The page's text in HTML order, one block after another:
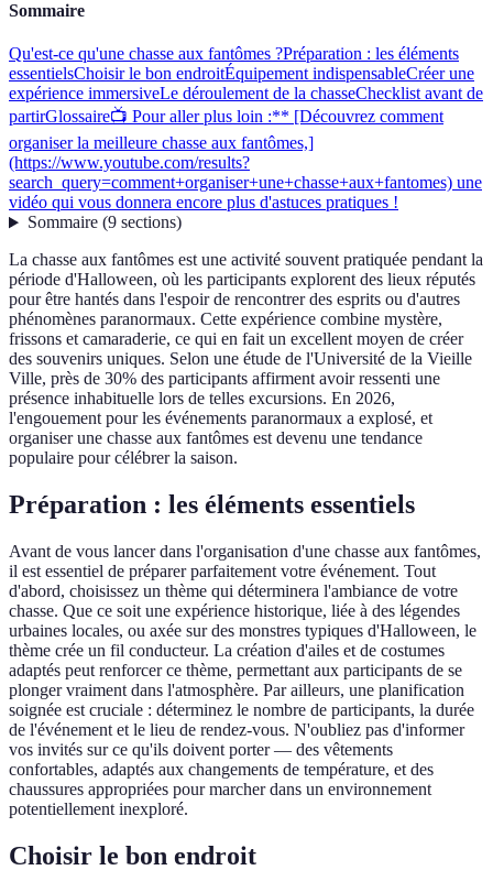
Sommaire
Qu'est-ce qu'une chasse aux fantômes ?Préparation : les éléments
essentielsChoisir le bon endroitÉquipement indispensableCréer une
expérience immersiveLe déroulement de la chasseChecklist avant de
partirGlossaire📺 Pour aller plus loin :** [Découvrez comment
organiser la meilleure chasse aux fantômes,]
(https://www.youtube.com/results?
search_query=comment+organiser+une+chasse+aux+fantomes) une
vidéo qui vous donnera encore plus d'astuces pratiques !
Sommaire(9 sections)
La chasse aux fantômes est une activité souvent pratiquée pendant la
période d'Halloween, où les participants explorent des lieux réputés
pour être hantés dans l'espoir de rencontrer des esprits ou d'autres
phénomènes paranormaux. Cette expérience combine mystère,
frissons et camaraderie, ce qui en fait un excellent moyen de créer
des souvenirs uniques. Selon une étude de l'Université de la Vieille
Ville, près de 30% des participants affirment avoir ressenti une
présence inhabituelle lors de telles excursions. En 2026,
l'engouement pour les événements paranormaux a explosé, et
organiser une chasse aux fantômes est devenu une tendance
populaire pour célébrer la saison.
Préparation : les éléments essentiels
Avant de vous lancer dans l'organisation d'une chasse aux fantômes,
il est essentiel de préparer parfaitement votre événement. Tout
d'abord, choisissez un thème qui déterminera l'ambiance de votre
chasse. Que ce soit une expérience historique, liée à des légendes
urbaines locales, ou axée sur des monstres typiques d'Halloween, le
thème crée un fil conducteur. La création d'ailes et de costumes
adaptés peut renforcer ce thème, permettant aux participants de se
plonger vraiment dans l'atmosphère. Par ailleurs, une planification
soignée est cruciale : déterminez le nombre de participants, la durée
de l'événement et le lieu de rendez-vous. N'oubliez pas d'informer
vos invités sur ce qu'ils doivent porter — des vêtements
confortables, adaptés aux changements de température, et des
chaussures appropriées pour marcher dans un environnement
potentiellement inexploré.
Choisir le bon endroit